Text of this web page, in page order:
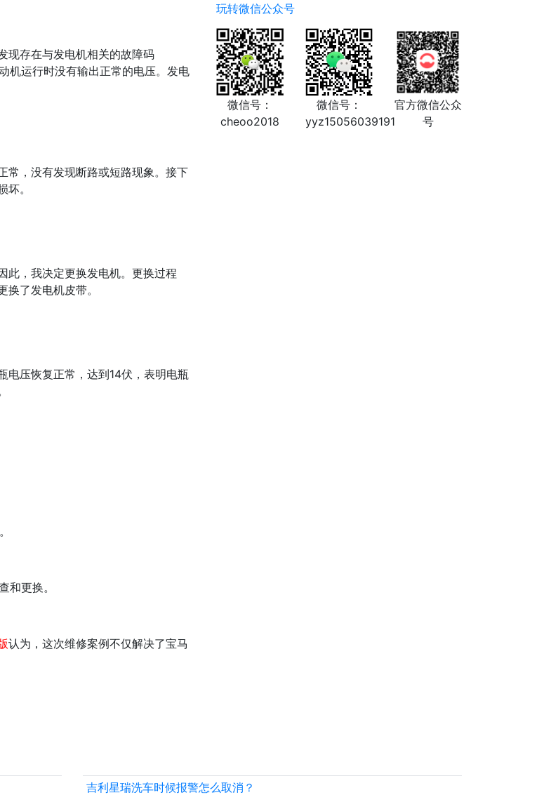
现存在与发电机相关的故障码
机运行时没有输出正常的电压。发电
常，没有发现断路或短路现象。接下
。
此，我决定更换发电机。更换过程
了发电机皮带。
电压恢复正常，达到14伏，表明电瓶
和更换。
认为，这次维修案例不仅解决了宝马
玩转微信公众号
微信号：
cheoo2018
微信号：
yyz15056039191
官方微信公众
号
吉利星瑞洗车时候报警怎么取消？